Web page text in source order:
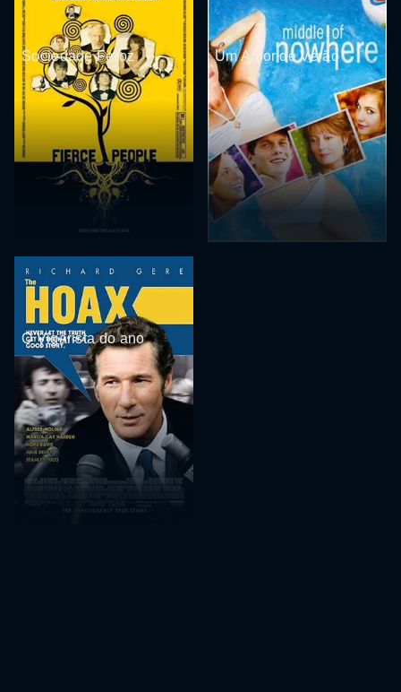
Sociedade Feroz Um Amor de Verão
O Vigarista do ano